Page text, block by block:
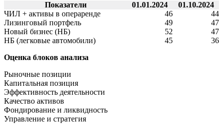
Показатели
01.01.2024
01.10.2024
ЧИЛ + активы в операренде
46
44
Лизинговый портфель
49
47
Новый бизнес (НБ)
52
47
НБ (легковые автомобили)
45
36
Оценка блоков анализа
Рыночные позиции
Капитальная позиция
Эффективность деятельности
Качество активов
Фондирование и ликвидность
Управление и стратегия